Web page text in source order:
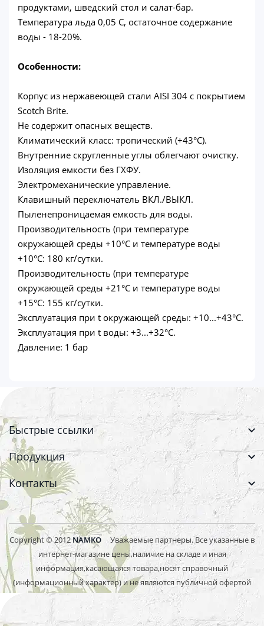
продуктами, шведский стол и салат-бар.
Температура льда 0,05 С, остаточное содержание
воды - 18-20%.
Особенности:
Корпус из нержавеющей стали AISI 304 с покрытием
Scotch Brite.
Не содержит опасных веществ.
Климатический класс: тропический (+43°С).
Внутренние скругленные углы облегчают очистку.
Изоляция емкости без ГХФУ.
Электромеханические управление.
Клавишный переключатель ВКЛ./ВЫКЛ.
Пыленепроницаемая емкость для воды.
Производительность (при температуре
окружающей среды +10°С и температуре воды
+10°С: 180 кг/сутки.
Производительность (при температуре
окружающей среды +21°С и температуре воды
+15°С: 155 кг/сутки.
Эксплуатация при t окружающей среды: +10...+43°С.
Эксплуатация при t воды: +3...+32°С.
Давление: 1 бар
Быстрые ссылки
Продукция
Контакты
Copyright © 2012 NAMKO Уважаемые партнеры. Все указанные в
интернет-магазине цены,наличие на складе и иная
информация,касающаяся товара,носят справочный
(информационный характер) и не являются публичной офертой